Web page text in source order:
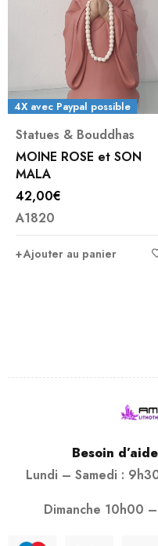
4X avec Paypal possible
Statues & Bouddhas
MOINE ROSE et SON
MALA
42,00€
A1820
Ajouter au panier
Besoin
Lundi – Samedi :
Dimanche 10h00